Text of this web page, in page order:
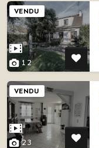
12
VENDU
23
VENDU